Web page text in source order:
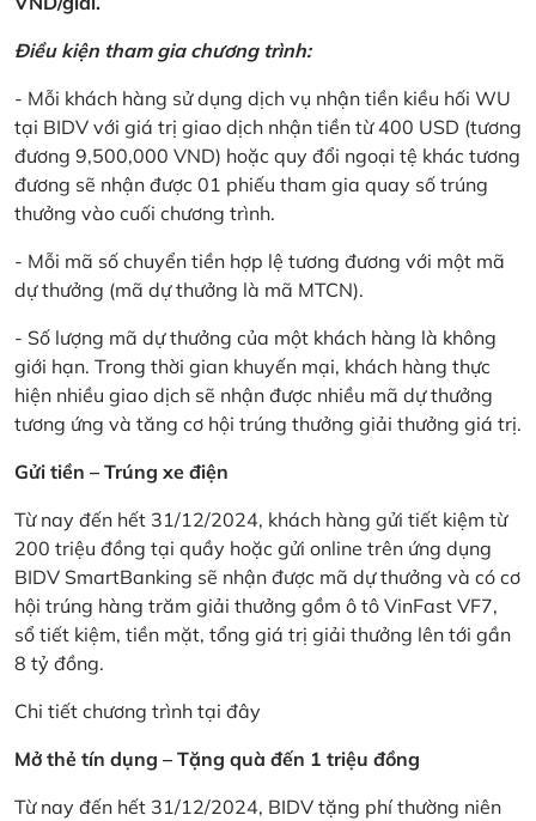
Điều kiện tham gia chương trình:
- Mỗi khách hàng sử dụng dịch vụ nhận tiền kiều hối WU
tại BIDV với giá trị giao dịch nhận tiền từ 400 USD (tương
đương 9,500,000 VND) hoặc quy đổi ngoại tệ khác tương
đương sẽ nhận được 01 phiếu tham gia quay số trúng
thưởng vào cuối chương trình.
- Mỗi mã số chuyển tiền hợp lệ tương đương với một mã
dự thưởng (mã dự thưởng là mã MTCN).
- Số lượng mã dự thưởng của một khách hàng là không
giới hạn. Trong thời gian khuyến mại, khách hàng thực
hiện nhiều giao dịch sẽ nhận được nhiều mã dự thưởng
tương ứng và tăng cơ hội trúng thưởng giải thưởng giá trị.
Gửi tiền – Trúng xe điện
Từ nay đến hết 31/12/2024, khách hàng gửi tiết kiệm từ
200 triệu đồng tại quầy hoặc gửi online trên ứng dụng
BIDV SmartBanking sẽ nhận được mã dự thưởng và có cơ
hội trúng hàng trăm giải thưởng gồm ô tô VinFast VF7,
sổ tiết kiệm, tiền mặt, tổng giá trị giải thưởng lên tới gần
8 tỷ đồng.
Chi tiết chương trình tại đây
Mở thẻ tín dụng – Tặng quà đến 1 triệu đồng
Từ nay đến hết 31/12/2024, BIDV tặng phí thường niên